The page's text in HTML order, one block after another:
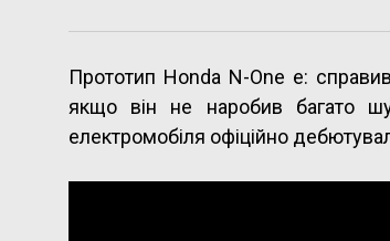
Прототип Honda N-One e:
якщо він не наробив багато
електромобіля офіційно